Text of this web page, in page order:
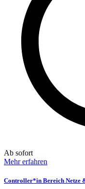
Ab sofort
Mehr erfahren
Controller*in Bereich Netze